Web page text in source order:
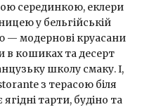
серединкою, еклери
у бельгійській
— модернові круасани
в кошиках та десерт
школу смаку. І,
з терасою біля
тарти, будіно та